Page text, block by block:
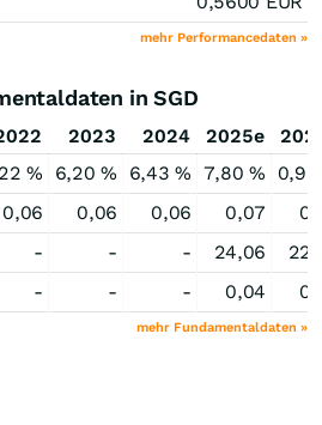
mehr Performancedaten »
in SGD
2023 2024 2025e
% 6,20 % 6,43 % 7,80 % 0,92
0,06 0,06 0,06 0,07
- - - 24,06
- - - 0,04
mehr Fundamentaldaten »